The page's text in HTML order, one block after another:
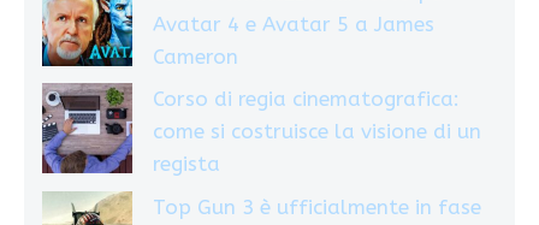
Avatar 4 e Avatar 5 a James
Cameron
Corso di regia cinematografica:
come si costruisce la visione di un
regista
Top Gun 3 è ufficialmente in fase